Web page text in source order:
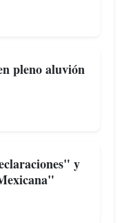
pleno aluvión
y